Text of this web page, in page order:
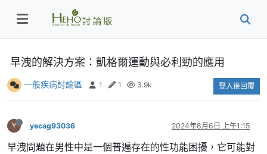
早洩的解決方案：凱格爾運動與必利勁的應用
一般疾病討論區 1 1 3.9k 登入後回覆
Y yecag93036 2024年8月6日 上午1:15
早洩問題在男性中是一個普遍存在的性功能困擾，它可能對